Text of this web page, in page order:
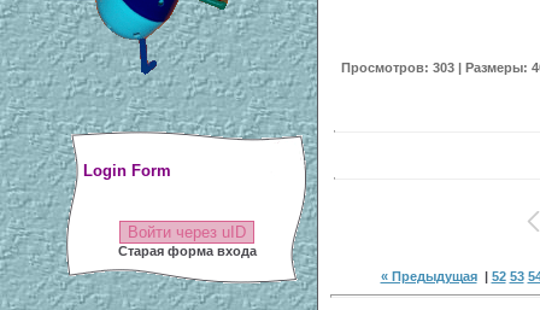
Login Form
Войти через uID
Старая форма входа
Просмотров: 303 | Размеры:
« Предыдущая| 52 53